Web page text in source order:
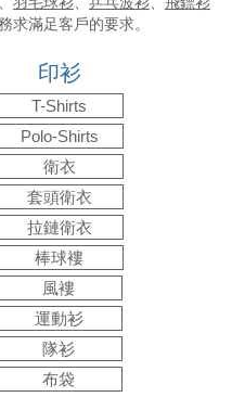
求滿足客戶的要求。
印衫
T-Shirts
Polo-Shirts
衛衣
套頭衛衣
拉鏈衛衣
棒球褸
風褸
運動衫
隊衫
布袋